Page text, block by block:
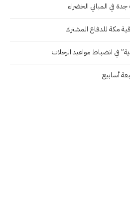
في المباني الخضراء
مكة للدفاع المشترك
في انضباط مواعيد الرحلات
أسابيع